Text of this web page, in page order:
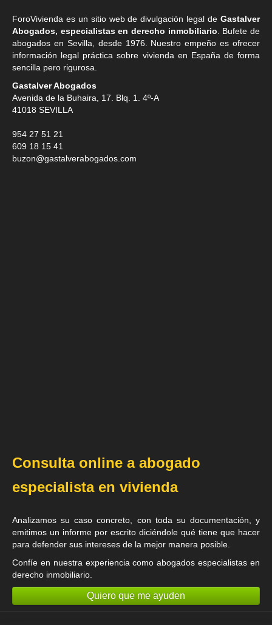
ForoVivienda es un sitio web de divulgación legal de Gastalver
Abogados, especialistas en derecho inmobiliario . Bufete de
abogados en Sevilla , desde 1976. Nuestro empeño es ofrecer
información legal práctica sobre vivienda en España de forma
sencilla pero rigurosa.
Gastalver Abogados
Avenida de la Buhaira, 17. Blq. 1. 4º-A
41018 SEVILLA
954 27 51 21
609 18 15 41
buzon@gastalverabogados.com
Consulta online a abogado
especialista en vivienda
Analizamos su caso concreto, con toda su documentación, y
emitimos un informe por escrito diciéndole qué tiene que hacer
para defender sus intereses de la mejor manera posible.
Confíe en nuestra experiencia comoabogados especialistas en
derecho inmobiliario
Quiero que me ayuden